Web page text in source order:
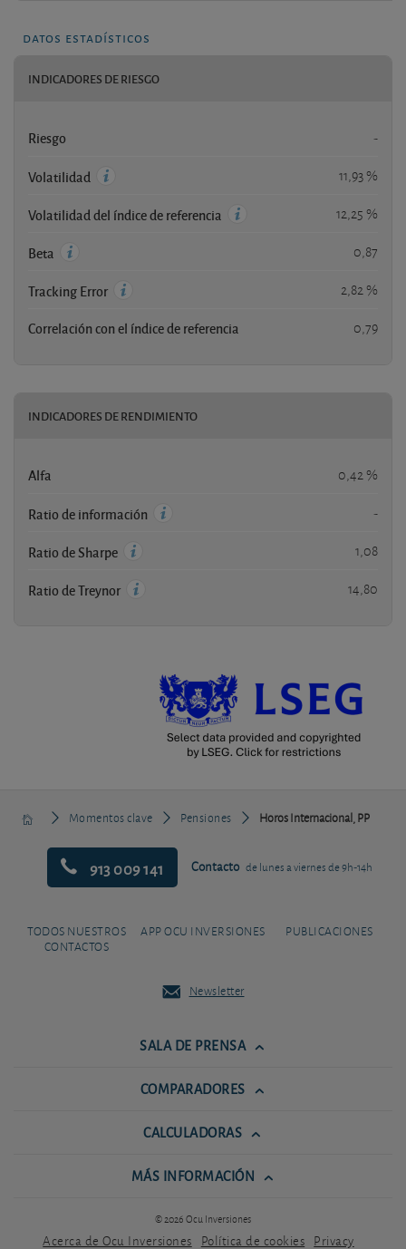
datos estadísticos
INDICADORES DE RIESGO
Riesgo -
Volatilidad 11,93 %
Volatilidad del índice de referencia 12,25 %
Beta 0,87
Tracking Error 2,82 %
Correlación con el índice de referencia 0,79
INDICADORES DE RENDIMIENTO
Alfa 0,42 %
Ratio de información -
Ratio de Sharpe 1,08
Ratio de Treynor 14,80
Momentos clave Pensiones Horos Internacional, PP
913 009 141 Contacto de lunes a viernes de 9h-14h
TODOS NUESTROS
CONTACTOS
APP OCU INVERSIONES PUBLICACIONES
Newsletter
SALA DE PRENSA
COMPARADORES
CALCULADORAS
MÁS INFORMACIÓN
© 2026 Ocu Inversiones
Acerca de Ocu Inversiones Política de cookies Privacy